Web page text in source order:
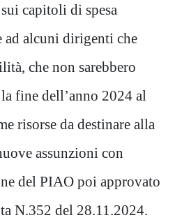
capitoli di spesa
ad alcuni dirigenti che
che non sarebbero
fine dell’anno 2024 al
risorse da destinare alla
assunzioni con
del PIAO poi approvato
N.352 del 28.11.2024.